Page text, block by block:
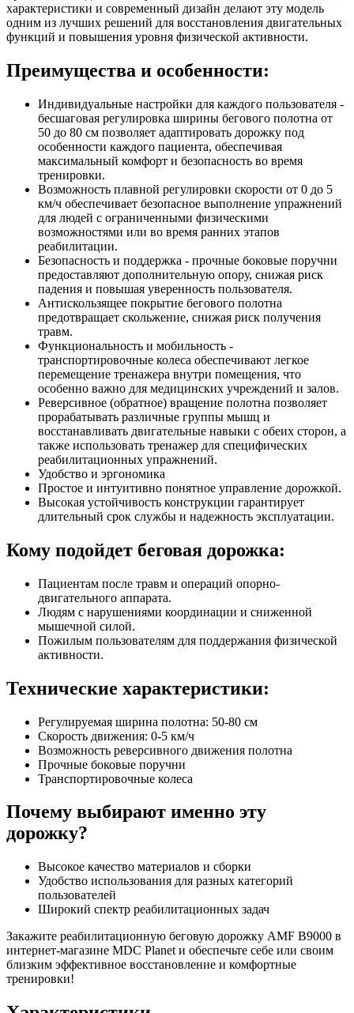
характеристики и современный дизайн делают эту модель
одним из лучших решений для восстановления двигательных
функций и повышения уровня физической активности.
Преимущества и особенности:
Индивидуальные настройки для каждого пользователя -
бесшаговая регулировка ширины бегового полотна от
50 до 80 см позволяет адаптировать дорожку под
особенности каждого пациента, обеспечивая
максимальный комфорт и безопасность во время
тренировки.
Возможность плавной регулировки скорости от 0 до 5
км/ч обеспечивает безопасное выполнение упражнений
для людей с ограниченными физическими
возможностями или во время ранних этапов
реабилитации.
Безопасность и поддержка - прочные боковые поручни
предоставляют дополнительную опору, снижая риск
падения и повышая уверенность пользователя.
Антискользящее покрытие бегового полотна
предотвращает скольжение, снижая риск получения
травм.
Функциональность и мобильность -
транспортировочные колеса обеспечивают легкое
перемещение тренажера внутри помещения, что
особенно важно для медицинских учреждений и залов.
Реверсивное (обратное) вращение полотна позволяет
прорабатывать различные группы мышц и
восстанавливать двигательные навыки с обеих сторон, а
также использовать тренажер для специфических
реабилитационных упражнений.
Удобство и эргономика
Простое и интуитивно понятное управление дорожкой.
Высокая устойчивость конструкции гарантирует
длительный срок службы и надежность эксплуатации.
Кому подойдет беговая дорожка:
Пациентам после травм и операций опорно-
двигательного аппарата.
Людям с нарушениями координации и сниженной
мышечной силой.
Пожилым пользователям для поддержания физической
активности.
Технические характеристики:
Регулируемая ширина полотна: 50-80 см
Скорость движения: 0-5 км/ч
Возможность реверсивного движения полотна
Прочные боковые поручни
Транспортировочные колеса
Почему выбирают именно эту
дорожку?
Высокое качество материалов и сборки
Удобство использования для разных категорий
пользователей
Широкий спектр реабилитационных задач
Закажите реабилитационную беговую дорожку AMF B9000 в
интернет-магазине MDC Planet и обеспечьте себе или своим
близким эффективное восстановление и комфортные
тренировки!